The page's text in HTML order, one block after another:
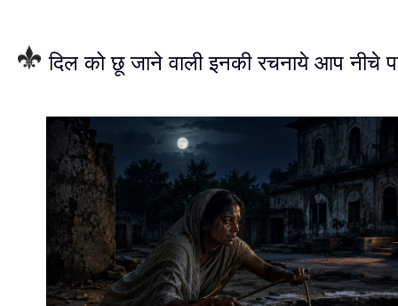
दिल को छू जाने वाली इनकी रचनाये आप नीचे